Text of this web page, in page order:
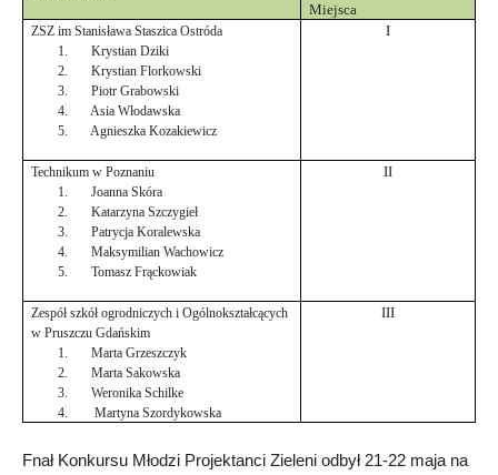
Miejsca
ZSZ im Stanisława Staszica Ostróda
1.
Krystian Dziki
2.
Krystian Florkowski
3.
Piotr Grabowski
4.
Asia Włodawska
5.
Agnieszka Kozakiewicz
I
Technikum w Poznaniu
1.
Joanna Skóra
2.
Katarzyna Szczygieł
3.
Patrycja Koralewska
4.
Maksymilian Wachowicz
5.
Tomasz Frąckowiak
II
Zespół szkół ogrodniczych i Ogólnokształcących
w Pruszczu Gdańskim
1.
Marta Grzeszczyk
2.
Marta Sakowska
3.
Weronika Schilke
4.
Martyna Szordykowska
III
Fnał Konkursu Młodzi Projektanci Zieleni odbył 21-22 maja na